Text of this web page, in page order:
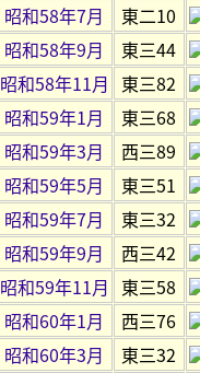
昭和58年7月
東二10
昭和58年9月
東三44
昭和58年11月 東三82
昭和59年1月
東三68
昭和59年3月
西三89
昭和59年5月
東三51
昭和59年7月
東三32
昭和59年9月
西三42
昭和59年11月 東三58
昭和60年1月
西三76
昭和60年3月
東三32